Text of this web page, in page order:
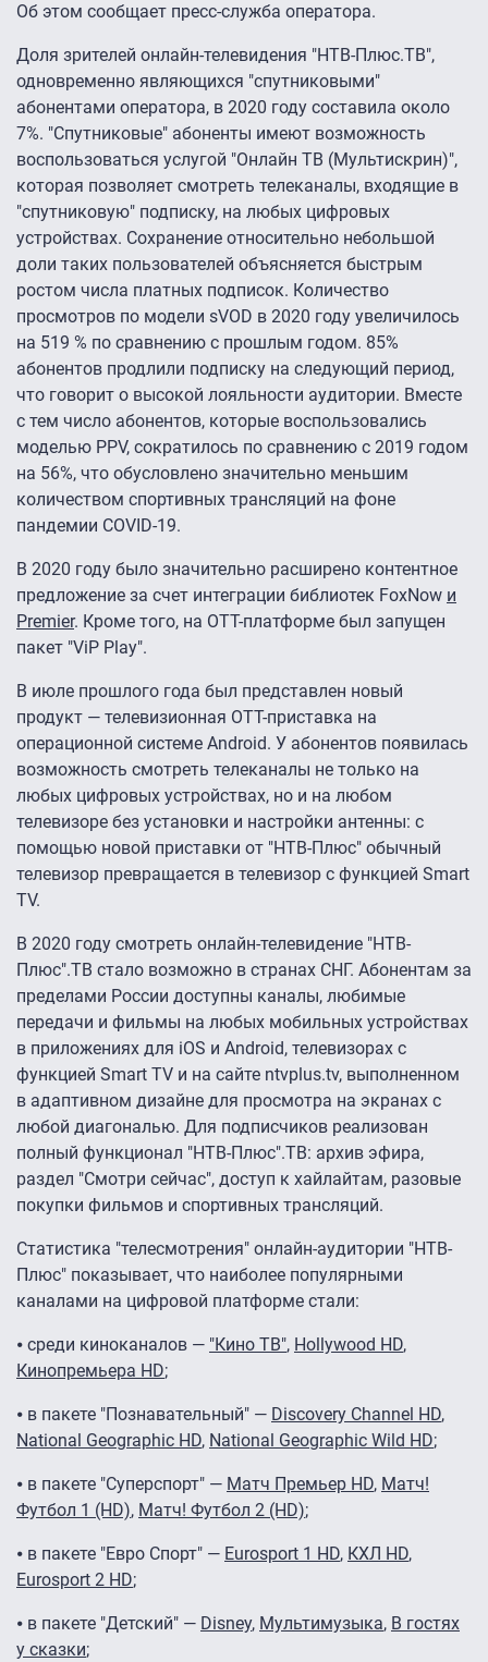
Об этом сообщает пресс-служба оператора.
Доля зрителей онлайн-телевидения "НТВ-Плюс.ТВ",
одновременно являющихся "спутниковыми"
абонентами оператора, в 2020 году составила около
7%. "Спутниковые" абоненты имеют возможность
воспользоваться услугой "Онлайн ТВ (Мультискрин)",
которая позволяет смотреть телеканалы, входящие в
"спутниковую" подписку, на любых цифровых
устройствах. Сохранение относительно небольшой
доли таких пользователей объясняется быстрым
ростом числа платных подписок. Количество
просмотров по модели sVOD в 2020 году увеличилось
на 519 % по сравнению с прошлым годом. 85%
абонентов продлили подписку на следующий период,
что говорит о высокой лояльности аудитории. Вместе
с тем число абонентов, которые воспользовались
моделью PPV, сократилось по сравнению с 2019 годом
на 56%, что обусловлено значительно меньшим
количеством спортивных трансляций на фоне
пандемии COVID-19.
В 2020 году было значительно расширено контентное
предложение за счет интеграции библиотек FoxNow и
Premier. Кроме того, на ОТТ-платформе был запущен
пакет "ViP Play".
В июле прошлого года был представлен новый
продукт — телевизионная ОТТ-приставка на
операционной системе Android. У абонентов появилась
возможность смотреть телеканалы не только на
любых цифровых устройствах, но и на любом
телевизоре без установки и настройки антенны: с
помощью новой приставки от "НТВ-Плюс" обычный
телевизор превращается в телевизор с функцией Smart
TV.
В 2020 году смотреть онлайн-телевидение "НТВ-
Плюс".ТВ стало возможно в странах СНГ. Абонентам за
пределами России доступны каналы, любимые
передачи и фильмы на любых мобильных устройствах
в приложениях для iOS и Android, телевизорах с
функцией Smart TV и на сайте ntvplus.tv, выполненном
в адаптивном дизайне для просмотра на экранах с
любой диагональю. Для подписчиков реализован
полный функционал "НТВ-Плюс".ТВ: архив эфира,
раздел "Смотри сейчас", доступ к хайлайтам, разовые
покупки фильмов и спортивных трансляций.
Статистика "телесмотрения" онлайн-аудитории "НТВ-
Плюс" показывает, что наиболее популярными
каналами на цифровой платформе стали:
⦁ среди киноканалов — "Кино ТВ", Hollywood HD,
Кинопремьера HD;
⦁ в пакете "Познавательный" — Discovery Channel HD,
National Geographic HD, National Geographic Wild HD;
⦁ в пакете "Суперспорт" — Матч Премьер HD, Матч!
Футбол 1 (HD), Матч! Футбол 2 (HD);
⦁ в пакете "Евро Спорт" — Eurosport 1 HD, КХЛ HD,
Eurosport 2 HD;
⦁ в пакете "Детский" — Disney, Мультимузыка, В гостях
у сказки;